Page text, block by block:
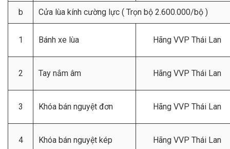
b Cửa lùa kính cường lực ( Trọn bộ 2.600.000/bộ )
1 Bánh xe lùa Hãng VVP Thái Lan
2 Tay nắm âm Hãng VVP Thái Lan
3 Khóa bán nguyệt đơn Hãng VVP Thái Lan
4 Khóa bán nguyệt kép Hãng VVP Thái Lan